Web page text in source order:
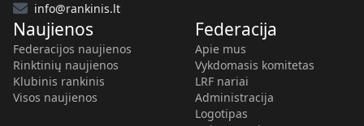
info@rankinis.lt
Naujienos
Federacijos naujienos
Rinktinių naujienos
Klubinis rankinis
Visos naujienos
Federacija
Apie mus
Vykdomasis komitetas
LRF nariai
Administracija
Logotipas